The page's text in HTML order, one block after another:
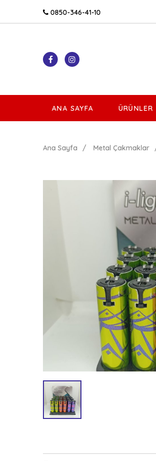
0850-346-41-10
ANA SAYFA ÜRÜNLER
Ana Sayfa Metal Çakmaklar